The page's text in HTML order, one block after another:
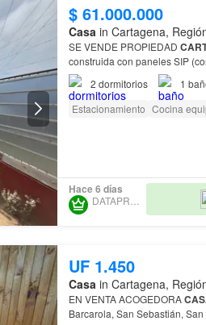
$ 61.000.000
Casa in Cartagena,
SE VENDE PROPIEDAD
construida con paneles SIP
sector residencial, cercana a
2 dormitorios 1
Estacionamiento Cocina
Hace 6 días
DATAPROP SPA
UF 1.450
Casa in Cartagena,
EN VENTA ACOGEDORA
Barcarola, San Sebastián, San